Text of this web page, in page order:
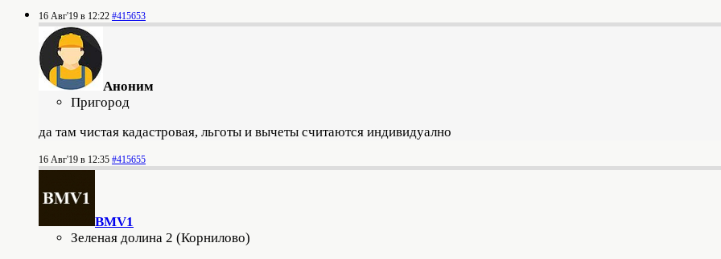
16 Авг'19 в 12:22 #415653
Аноним
Пригород
да там чистая кадастровая, льготы и вычеты считаются индивидуално
16 Авг'19 в 12:35 #415655
BMV1
Зеленая долина 2 (Корнилово)